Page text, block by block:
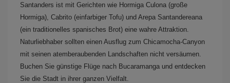
Santanders ist mit Gerichten wie Hormiga Culona (große
Hormiga), Cabrito (einfarbiger Tofu) und Arepa Santandereana
(ein traditionelles spanisches Brot) eine wahre Attraktion.
Naturliebhaber sollten einen Ausflug zum Chicamocha-Canyon
mit seinen atemberaubenden Landschaften nicht versäumen.
Buchen Sie günstige Flüge nach Bucaramanga und entdecken
Sie die Stadt in ihrer ganzen Vielfalt.